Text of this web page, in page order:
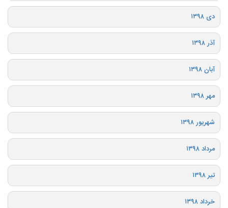
دی ۱۳۹۸
آذر ۱۳۹۸
آبان ۱۳۹۸
مهر ۱۳۹۸
شهریور ۱۳۹۸
مرداد ۱۳۹۸
تیر ۱۳۹۸
خرداد ۱۳۹۸